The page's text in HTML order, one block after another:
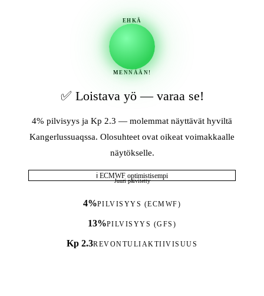
EHKÄ
MENNÄÄN!
✅ Loistava yö — varaa se!
4% pilvisyys ja Kp 2.3 — molemmat näyttävät hyviltä
Kangerlussuaqssa. Olosuhteet ovat oikeat voimakkaalle
näytökselle.
ℹ ECMWF optimistisempi
Juuri päivitetty
4%PILVISYYS (ECMWF)
13%PILVISYYS (GFS)
Kp 2.3REVONTULIAKTIIVISUUS